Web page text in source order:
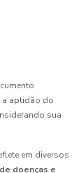
a aptidão do
sua
em diversos
doenças e